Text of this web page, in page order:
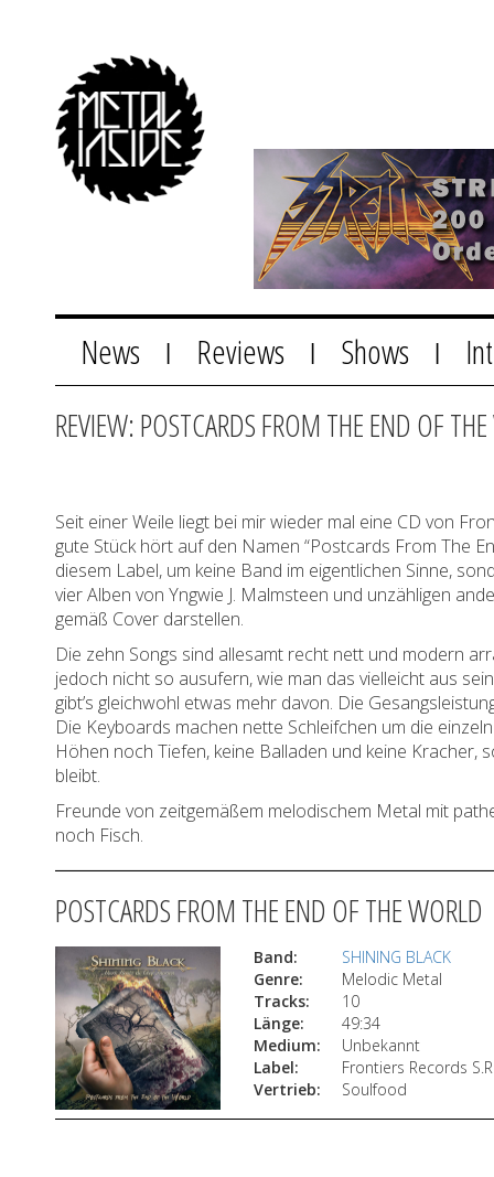
News Reviews Shows
REVIEW: POSTCARDS FROM THE END OF
Seit einer Weile liegt bei mir wieder mal eine CD von
gute Stück hört auf den Namen “Postcards From The
diesem Label, um keine Band im eigentlichen Sinne,
vier Alben von Yngwie J. Malmsteen und unzähligen
gemäß Cover darstellen.
Die zehn Songs sind allesamt recht nett und modern
jedoch nicht so ausufern, wie man das vielleicht aus
gibt’s gleichwohl etwas mehr davon. Die
Die Keyboards machen nette Schleifchen um die
Höhen noch Tiefen, keine Balladen und keine Kracher,
bleibt.
Freunde von zeitgemäßem melodischem Metal mit
noch Fisch.
POSTCARDS FROM THE END OF THE WORLD
Band:
SHINING BLACK
Genre:
Melodic Metal
Tracks:
10
Länge:
49:34
Medium:
Unbekannt
Label:
Frontiers Records
Vertrieb:
Soulfood